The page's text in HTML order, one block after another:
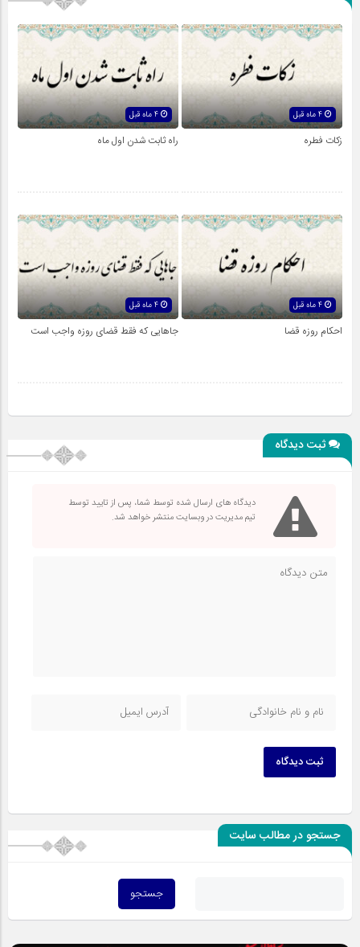
4 ماه قبل
زکات فطره راه ثابت شدن اول ماه
4 ماه قبل
احکام روزه قضا جاهایى که فقط قضاى روزه واجب است
ثبت دیدگاه
دیدگاه های ارسال شده توسط شما، پس از تایید توسط
تیم مدیریت در وبسایت منتشر خواهد شد.
ثبت دیدگاه
جستجو در مطالب سایت